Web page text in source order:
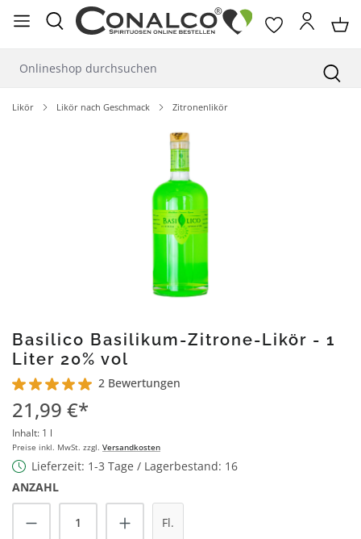
springen
Likör Likör nach Geschmack Zitronenlikör
Basilico Basilikum-Zitrone-Likör - 1
Liter 20% vol
Durchschnittliche Bewertung von 5 von 5 Sternen
2 Bewertungen
21,99 €*
Inhalt: 1 l
Preise inkl. MwSt. zzgl. Versandkosten
Lieferzeit: 1-3 Tage / Lagerbestand: 16
ANZAHL
Produkt Anzahl: Gib den gewünschten
Fl.